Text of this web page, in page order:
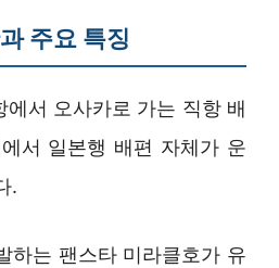
주요 특징
서 오사카로 가는 직항 배
서 일본행 배편 자체가 운
.
하는 팬스타 미라클호가 유